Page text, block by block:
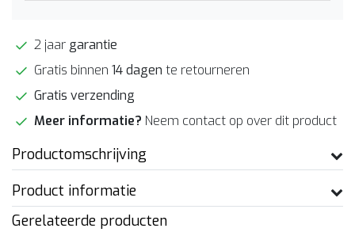
2 jaar garantie
Gratis binnen 14 dagen te retourneren
Gratis verzending
Meer informatie? Neem contact op over dit product
Productomschrijving
Product informatie
Gerelateerde producten